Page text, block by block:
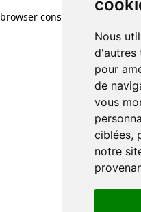
Nous
d'autres
pour
de
vous
ciblées,
notre
browser console for more